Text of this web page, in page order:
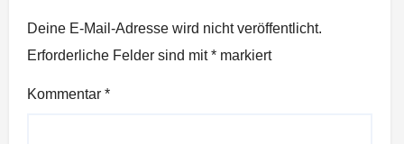
Deine E-Mail-Adresse wird nicht veröffentlicht.
Erforderliche Felder sind mit* markiert
Kommentar *